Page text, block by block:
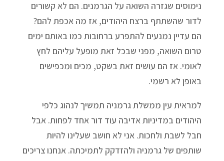
נימוסים שגזרה השואה על הגרמנים. הם לא קשורים
לדור שהשתתף ברצח היהודים, אז מה אכפת להם?
הם עדיין נמנעים להתפרע ברחובות כמו באותם ימים
טרום השואה, מפני שבכל זאת מופעל עליהם לחץ
לאומי. אז הם עושים זאת בשקט, מכים ומכפישים
באופן לא רשמי.
למראית עין ממשלת גרמניה תמשיך לנהוג כלפי
היהודים במדיניות אדיבה עוד דור אחד לפחות. אבל
חבל לשבת ולחכות. אני לא חושב שעלינו להיות
שותפים של גרמניה ולהזדקק לתמיכתה. אנחנו צריכים